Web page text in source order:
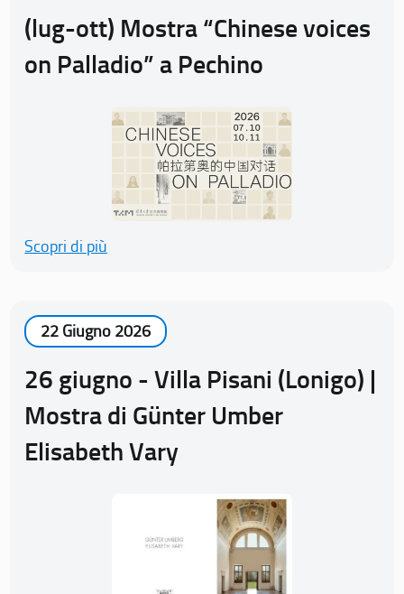
(lug-ott) Mostra “Chinese voices
on Palladio” a Pechino
Scopri di più
22 Giugno 2026
26 giugno - Villa Pisani (Lonigo) |
Mostra di Günter Umber
Elisabeth Vary